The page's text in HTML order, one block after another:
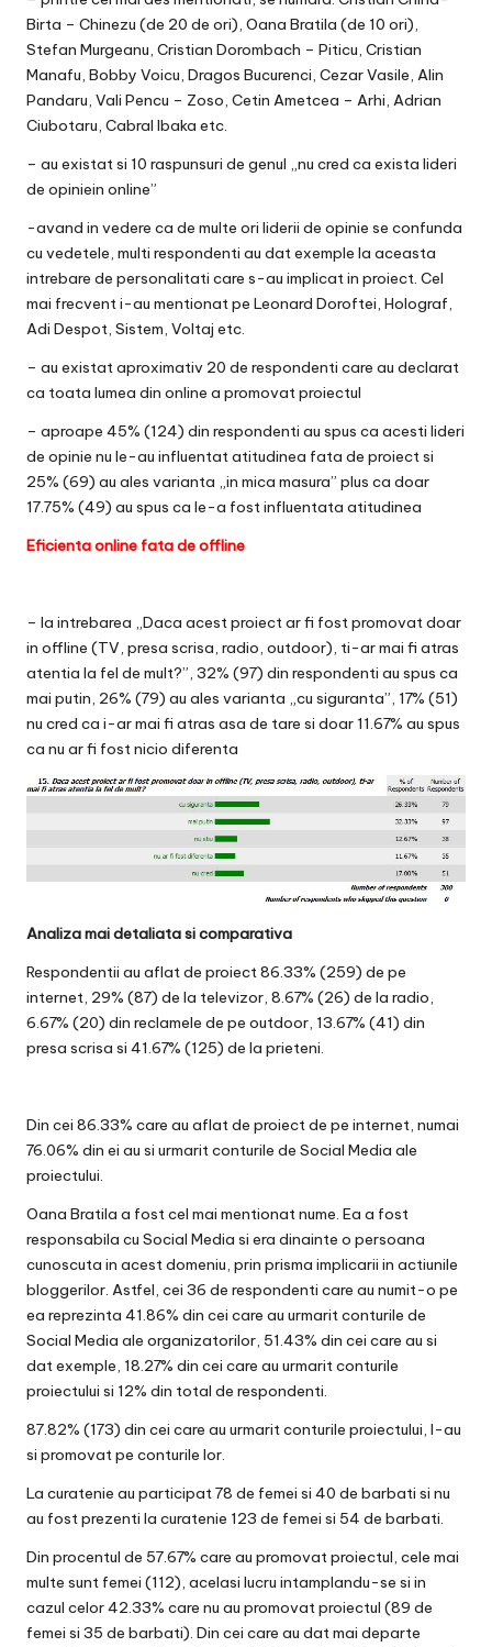
Birta – Chinezu (de 20 de ori), Oana Bratila (de 10 ori),
Stefan Murgeanu, Cristian Dorombach – Piticu, Cristian
Manafu, Bobby Voicu, Dragos Bucurenci, Cezar Vasile, Alin
Pandaru, Vali Pencu – Zoso, Cetin Ametcea – Arhi, Adrian
Ciubotaru, Cabral Ibaka etc.
– au existat si 10 raspunsuri de genul „nu cred ca exista lideri
de opiniein online”
-avand in vedere ca de multe ori liderii de opinie se confunda
cu vedetele, multi respondenti au dat exemple la aceasta
intrebare de personalitati care s-au implicat in proiect. Cel
mai frecvent i-au mentionat pe Leonard Doroftei, Holograf,
Adi Despot, Sistem, Voltaj etc.
– au existat aproximativ 20 de respondenti care au declarat
ca toata lumea din online a promovat proiectul
– aproape 45% (124) din respondenti au spus ca acesti lideri
de opinie nu le-au influentat atitudinea fata de proiect si
25% (69) au ales varianta „in mica masura” plus ca doar
17.75% (49) au spus ca le-a fost influentata atitudinea
Eficienta online fata de offline
– la intrebarea „Daca acest proiect ar fi fost promovat doar
in offline (TV, presa scrisa, radio, outdoor), ti-ar mai fi atras
atentia la fel de mult?”, 32% (97) din respondenti au spus ca
mai putin, 26% (79) au ales varianta „cu siguranta”, 17% (51)
nu cred ca i-ar mai fi atras asa de tare si doar 11.67% au spus
ca nu ar fi fost nicio diferenta
Analiza mai detaliata si comparativa
Respondentii au aflat de proiect 86.33% (259) de pe
internet, 29% (87) de la televizor, 8.67% (26) de la radio,
6.67% (20) din reclamele de pe outdoor, 13.67% (41) din
presa scrisa si 41.67% (125) de la prieteni.
Din cei 86.33% care au aflat de proiect de pe internet, numai
76.06% din ei au si urmarit conturile de Social Media ale
proiectului.
Oana Bratila a fost cel mai mentionat nume. Ea a fost
responsabila cu Social Media si era dinainte o persoana
cunoscuta in acest domeniu, prin prisma implicarii in actiunile
bloggerilor. Astfel, cei 36 de respondenti care au numit-o pe
ea reprezinta 41.86% din cei care au urmarit conturile de
Social Media ale organizatorilor, 51.43% din cei care au si
dat exemple, 18.27% din cei care au urmarit conturile
proiectului si 12% din total de respondenti.
87.82% (173) din cei care au urmarit conturile proiectului, l-au
si promovat pe conturile lor.
La curatenie au participat 78 de femei si 40 de barbati si nu
au fost prezenti la curatenie 123 de femei si 54 de barbati.
Din procentul de 57.67% care au promovat proiectul, cele mai
multe sunt femei (112), acelasi lucru intamplandu-se si in
cazul celor 42.33% care nu au promovat proiectul (89 de
femei si 35 de barbati). Din cei care au dat mai departe